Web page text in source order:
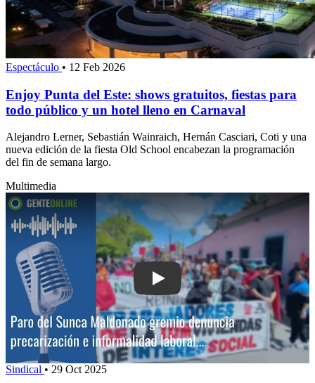
Espectáculo • 12 Feb 2026
Enjoy Punta del Este: shows gratuitos, fiestas para
todo público y un hotel lleno en Carnaval
Alejandro Lerner, Sebastián Wainraich, Hernán Casciari, Coti y una
nueva edición de la fiesta Old School encabezan la programación
del fin de semana largo.
Multimedia
Play: Paro del Sunca Maldonado:
Sindical • 29 Oct 2025